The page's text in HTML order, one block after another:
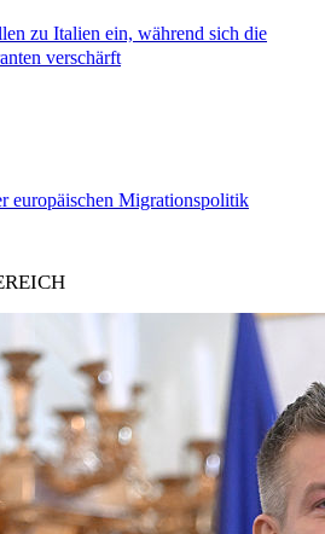
zu Italien ein, während sich die
verschärft
europäischen Migrationspolitik